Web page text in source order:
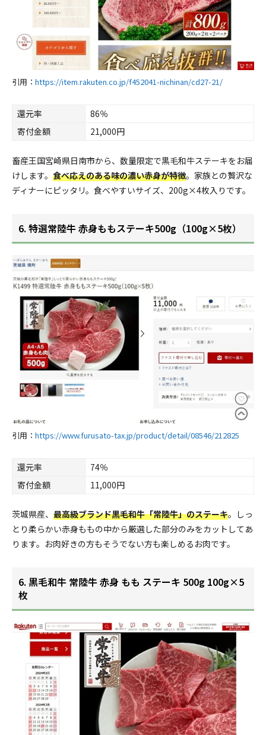
引用： https://item.rakuten.co.jp/f452041-nichinan/cd27-21/
還元率
86％
寄付金額
21,000円
畜産王国宮崎県日南市から、数量限定で黒毛和牛ステーキをお届
けします。 食べ応えのある味の濃い赤身が特徴。家族との贅沢な
ディナーにピッタリ。食べやすいサイズ、200g×4枚入りです。
6. 特選常陸牛 赤身ももステーキ500g（100g×5枚）
引用： https://www.furusato-tax.jp/product/detail/08546/212825
還元率
74％
寄付金額
11,000円
茨城県産、 最高級ブランド黒毛和牛「常陸牛」のステーキ。しっ
とり柔らかい赤身ももの中から厳選した部分のみをカットしてあ
ります。お肉好きの方もそうでない方も楽しめるお肉です。
6. 黒毛和牛 常陸牛 赤身 もも ステーキ 500g 100g×5
枚